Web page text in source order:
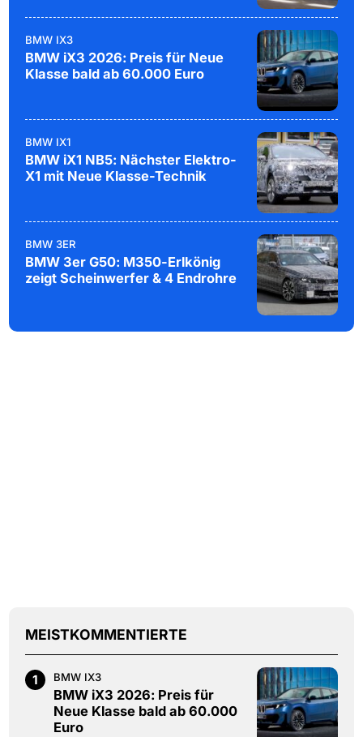
BMW IX3
BMW iX3 2026: Preis für Neue
Klasse bald ab 60.000 Euro
BMW IX1
BMW iX1 NB5: Nächster Elektro-
X1 mit Neue Klasse-Technik
BMW 3ER
BMW 3er G50: M350-Erlkönig
zeigt Scheinwerfer & 4 Endrohre
MEISTKOMMENTIERTE
1 BMW IX3
BMW iX3 2026: Preis für
Neue Klasse bald ab 60.000
Euro